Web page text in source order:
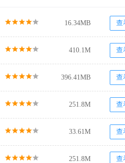
16.34MB 查
410.1M 查
396.41MB 查
251.8M 查
33.61M 查
251.8M 查